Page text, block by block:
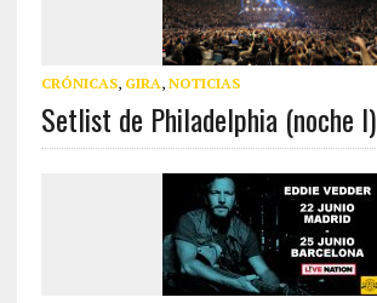
CRÓNICAS, GIRA, NOTICIAS
Setlist de Philadelphia (noche I)